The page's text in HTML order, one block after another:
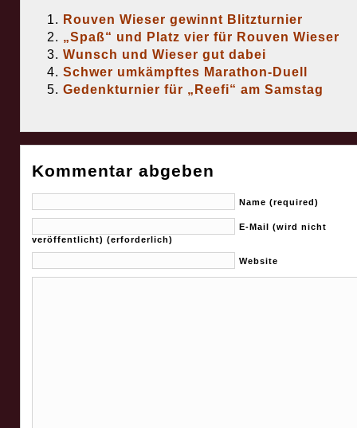
Rouven Wieser gewinnt Blitzturnier
„Spaß“ und Platz vier für Rouven Wieser
Wunsch und Wieser gut dabei
Schwer umkämpftes Marathon-Duell
Gedenkturnier für „Reefi“ am Samstag
Kommentar abgeben
Name (required)
E-Mail (wird nicht
veröffentlicht) (erforderlich)
Website